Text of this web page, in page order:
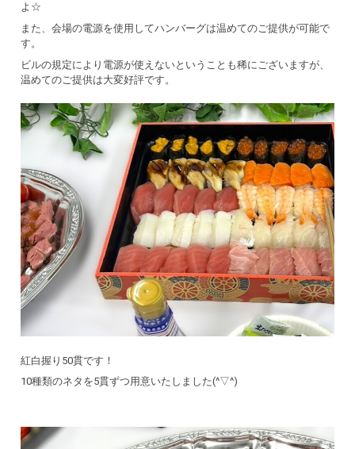
よ☆
また、会場の電源を使用してハンバーグは温めてのご提供が可能で
す。
ビルの規定により電源が使えないということも稀にございますが、
温めてのご提供は大変好評です。
紅白握り50貫です！
10種類のネタを5貫ずつ用意いたしました(^▽^)